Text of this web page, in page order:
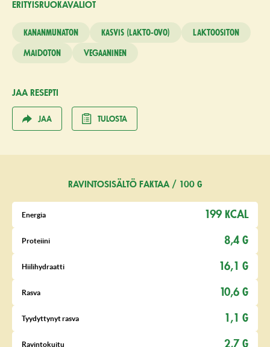
ERITYISRUO­KAVALIOT
Kananmunaton Kasvis (lakto-ovo) Laktoositon
Maidoton Vegaaninen
JAA RESEPTI
JAA TULOSTA
RAVINTOSISÄLTÖ FAKTAA / 100 G
Energia 199 KCAL
Proteiini 8,4 G
Hiilihydraatti 16,1 G
Rasva 10,6 G
Tyydyttynyt rasva 1,1 G
Ravintokuitu 2,7 G